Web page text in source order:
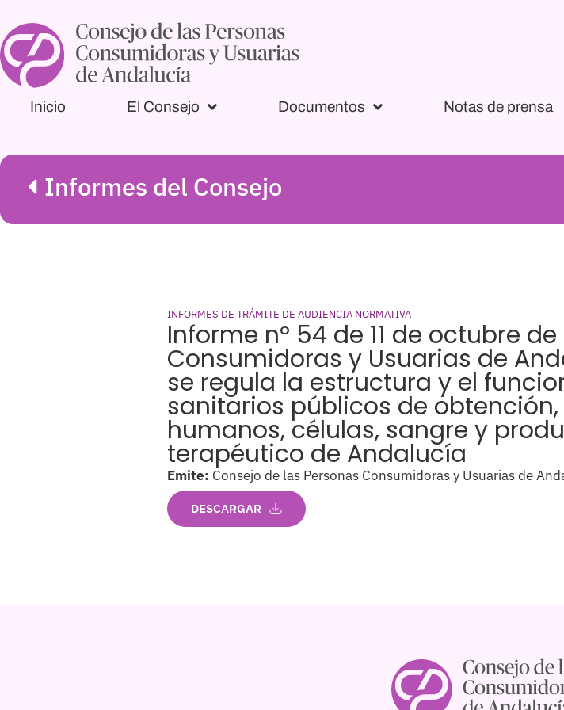
Inicio El Consejo Documentos Notas de prensa
Informes del Consejo
INFORMES DE TRÁMITE DE AUDIENCIA NORMATIVA
Informe nº 54 de 11 de octubre
Consumidoras y Usuarias de
se regula la estructura y el
sanitarios públicos de
humanos, células, sangre y
terapéutico de Andalucía
Emite: Consejo de las Personas Consumidoras y Usuarias de
DESCARGAR